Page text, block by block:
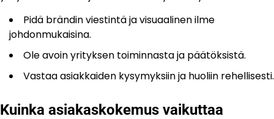
Pidä brändin viestintä ja visuaalinen ilme
johdonmukaisina.
Ole avoin yrityksen toiminnasta ja päätöksistä.
Vastaa asiakkaiden kysymyksiin ja huoliin rehellisesti.
Kuinka asiakaskokemus vaikuttaa